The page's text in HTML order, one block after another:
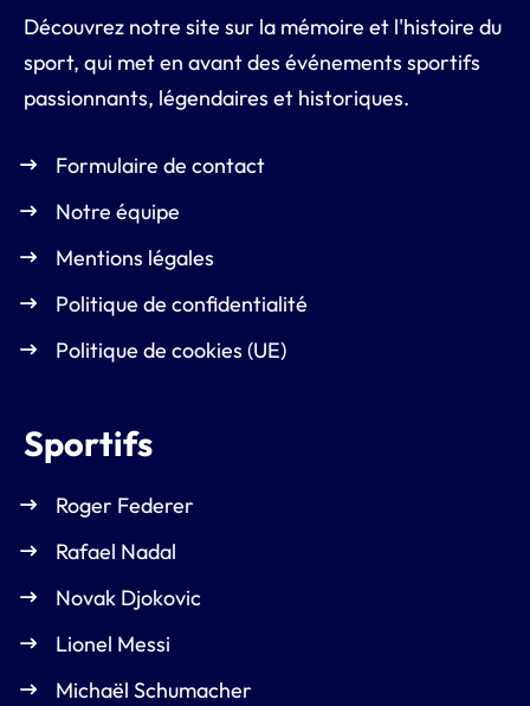
Découvrez notre site sur la mémoire et l'histoire du
sport, qui met en avant des événements sportifs
passionnants, légendaires et historiques.
Formulaire de contact
Notre équipe
Mentions légales
Politique de confidentialité
Politique de cookies (UE)
Sportifs
Roger Federer
Rafael Nadal
Novak Djokovic
Lionel Messi
Michaël Schumacher